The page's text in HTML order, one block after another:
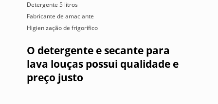
Detergente 5 litros
Fabricante de amaciante
Higienização de frigorífico
O detergente e secante para
lava louças possui qualidade e
preço justo